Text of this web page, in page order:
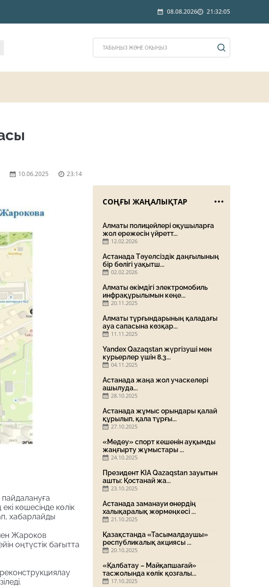
08.08.2026 21:32:05
10.06.2025 23:14
көшесінде көлік
хабарлайды
Жароков
оңтүстік бағытта
реконструкциялау
СОҢҒЫ ЖАҢАЛЫҚТАР
Алматы полицейлері оқушыларға
жол ережесін үйретт...
12.02.2026
Астанада Тәуелсіздік даңғылының
бір бөлігі уақытш...
02.02.2026
Алматы әкімдігі электромобиль
инфрақұрылымын кеңе...
20.11.2025
Алматы тұрғындарының қаладағы
ауа сапасына көзқар...
11.11.2025
Yandex Qazaqstan жүргізуші мен
курьерлер үшін 8,3...
04.11.2025
Астанада жаңа жол учаскелері
ашылуда...
28.10.2025
Астанада жұмыс орындары қалай
құрылып, қала тұрғы...
27.10.2025
«Медеу» спорт кешенін ауқымды
жаңғырту жұмыстары ...
24.10.2025
Президент KIA Qazaqstan зауытын
ашты: Қостанай жа...
23.10.2025
Астанада заманауи өнердің
халықаралық жәрмеңкесі ...
21.10.2025
Қазақстанда «Тасымалдаушы»
республикалық акциясы ...
20.10.2025
«Қалбатау – Майқапшағай»
тасжолында көлік қозғалы...
17.10.2025